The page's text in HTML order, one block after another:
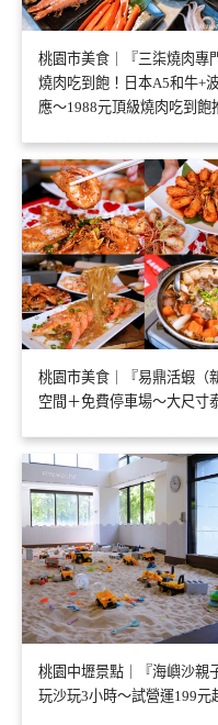
桃園市美食｜『三柒燒肉專
燒肉吃到飽！日本A5和牛+
應～1988元頂級燒肉吃到飽
桃園市美食｜『易鼎活蝦（
空間＋免費停車場～大尺寸
桃園中壢景點｜『海嶼沙親
玩沙玩3小時～試營運199元